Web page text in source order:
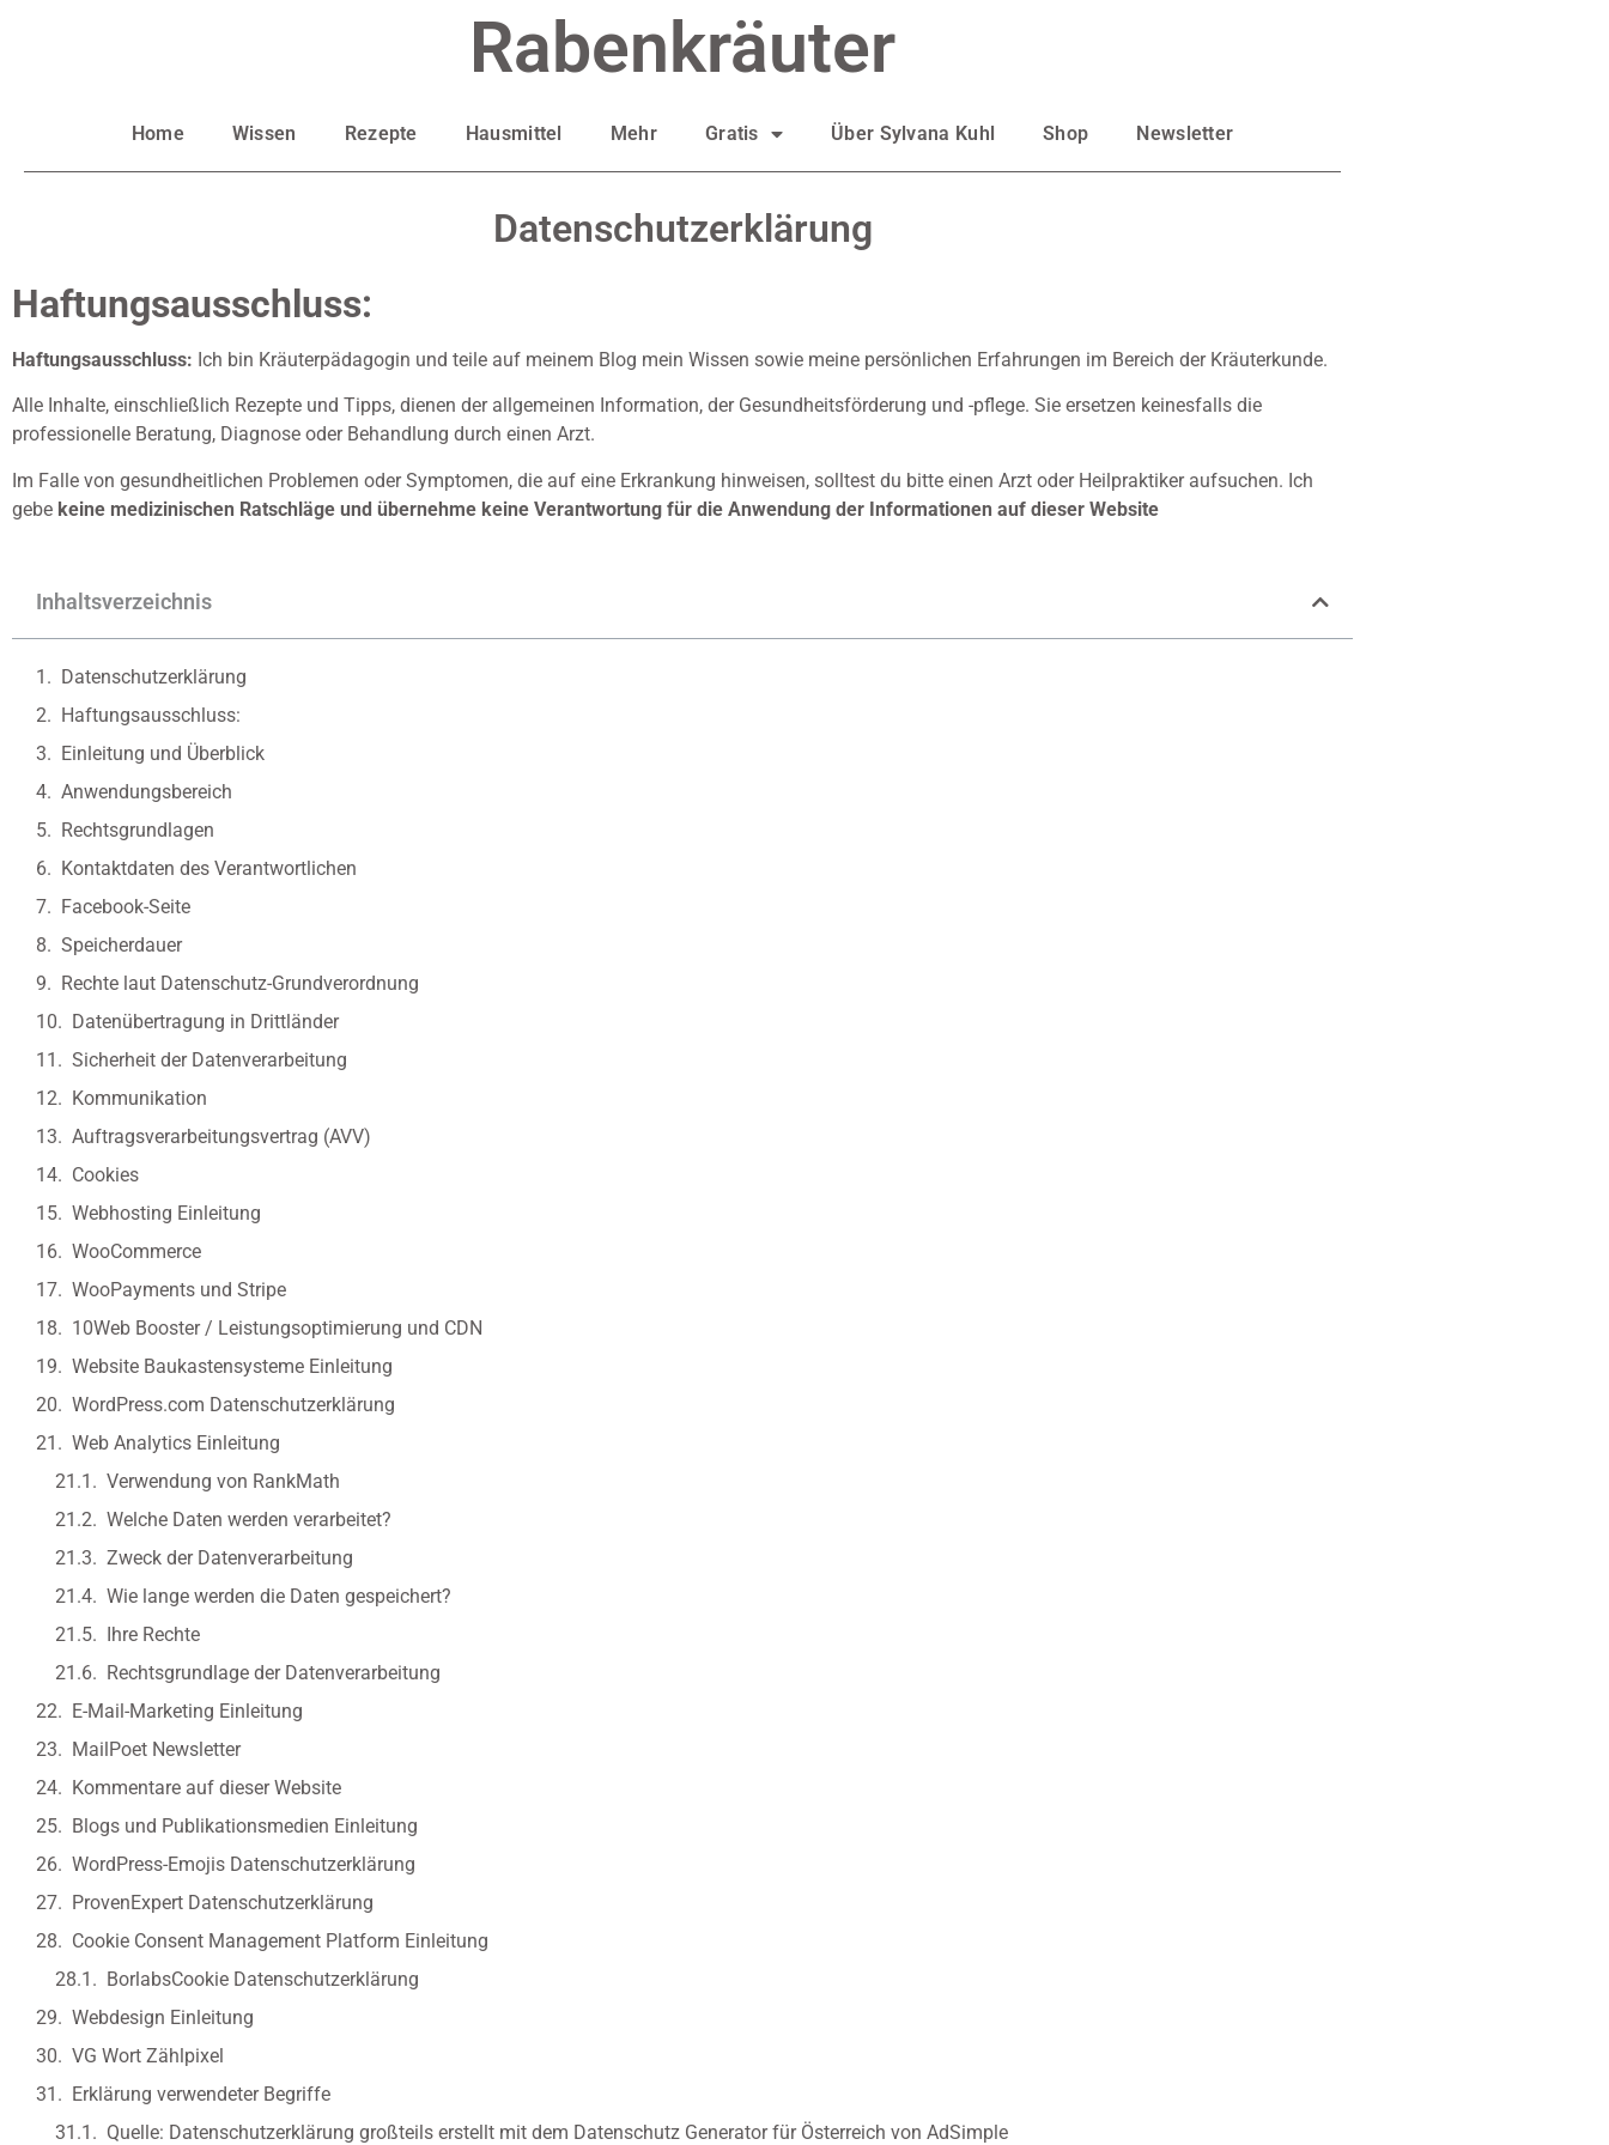
Rabenkräuter
Home Wissen Rezepte Hausmittel Mehr Gratis Über Sylvana Kuhl Shop Newsletter
Datenschutzerklärung
Haftungsausschluss:
Haftungsausschluss: Ich bin Kräuterpädagogin und teile auf meinem Blog mein Wissen sowie meine persönlichen Erfahrungen im Bereich der Kräuterkunde.
Alle Inhalte, einschließlich Rezepte und Tipps, dienen der allgemeinen Information, der Gesundheitsförderung und -pflege. Sie ersetzen keinesfalls die
professionelle Beratung, Diagnose oder Behandlung durch einen Arzt.
Im Falle von gesundheitlichen Problemen oder Symptomen, die auf eine Erkrankung hinweisen, solltest du bitte einen Arzt oder Heilpraktiker aufsuchen. Ich
gebe keine medizinischen Ratschläge und übernehme keine Verantwortung für die Anwendung der Informationen auf dieser Website
Inhaltsverzeichnis
Datenschutzerklärung
Haftungsausschluss:
Einleitung und Überblick
Anwendungsbereich
Rechtsgrundlagen
Kontaktdaten des Verantwortlichen
Facebook-Seite
Speicherdauer
Rechte laut Datenschutz-Grundverordnung
Datenübertragung in Drittländer
Sicherheit der Datenverarbeitung
Kommunikation
Auftragsverarbeitungsvertrag (AVV)
Cookies
Webhosting Einleitung
WooCommerce
WooPayments und Stripe
10Web Booster / Leistungsoptimierung und CDN
Website Baukastensysteme Einleitung
WordPress.com Datenschutzerklärung
Web Analytics Einleitung
Verwendung von RankMath
Welche Daten werden verarbeitet?
Zweck der Datenverarbeitung
Wie lange werden die Daten gespeichert?
Ihre Rechte
Rechtsgrundlage der Datenverarbeitung
E-Mail-Marketing Einleitung
MailPoet Newsletter
Kommentare auf dieser Website
Blogs und Publikationsmedien Einleitung
WordPress-Emojis Datenschutzerklärung
ProvenExpert Datenschutzerklärung
Cookie Consent Management Platform Einleitung
BorlabsCookie Datenschutzerklärung
Webdesign Einleitung
VG Wort Zählpixel
Erklärung verwendeter Begriffe
Quelle: Datenschutzerklärung großteils erstellt mit dem Datenschutz Generator für Österreich von AdSimple